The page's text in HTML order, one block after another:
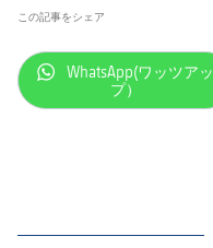
この記事をシェア
label.aria.whatsapp
WhatsApp(ワッツアッ
プ）